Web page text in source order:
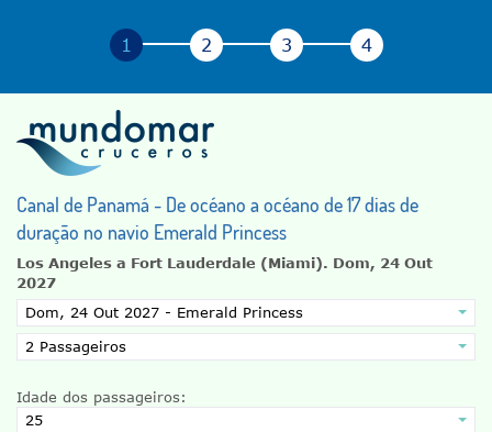
Canal de Panamá - De océano a océano de 17 dias de
duração no navio Emerald Princess
Los Angeles a Fort Lauderdale (Miami). Dom, 24 Out
2027
Idade dos passageiros: